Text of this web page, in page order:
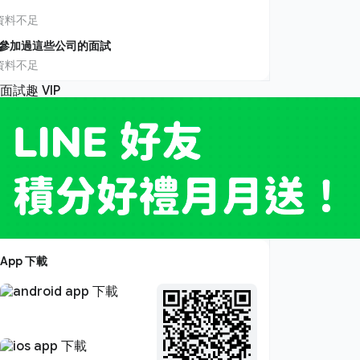
料不足
加過這些公司的面試
料不足
App 下載